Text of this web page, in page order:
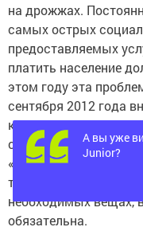
на дрожжах.
самых острых
предоставляемых
платить население
этом году эта
сентября 2012 года
коммунальные
семейного бюджета
«коммуналки», ведь
темпами. Приходится
необходимых вещах,
обязательна.
А вы уже
Junior?